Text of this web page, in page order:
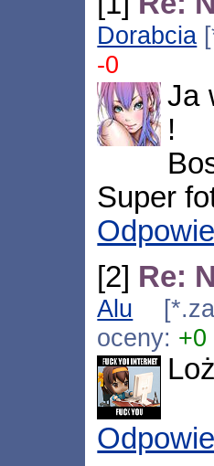
Dorabcia
-0
Ja
!
Super
[2] Re:
Alu
oceny: +0